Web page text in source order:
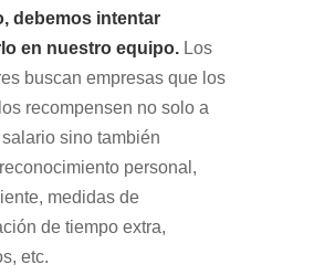
debemos intentar
en nuestro equipo. Los
buscan empresas que los
recompensen no solo a
sino también
personal,
medidas de
de tiempo extra,
etc.